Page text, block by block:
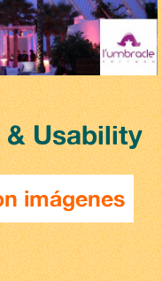
& Usability
imágenes